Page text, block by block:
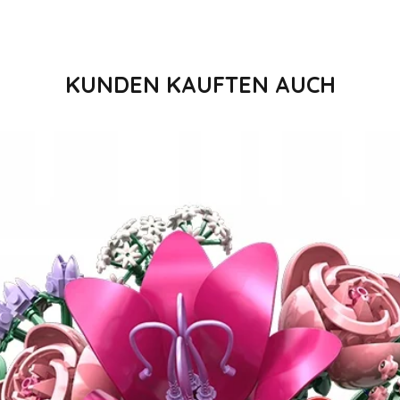
KUNDEN KAUFTEN AUCH